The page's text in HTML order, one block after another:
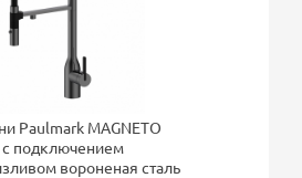
Paulmark MAGNETO
с подключением
вороненая сталь